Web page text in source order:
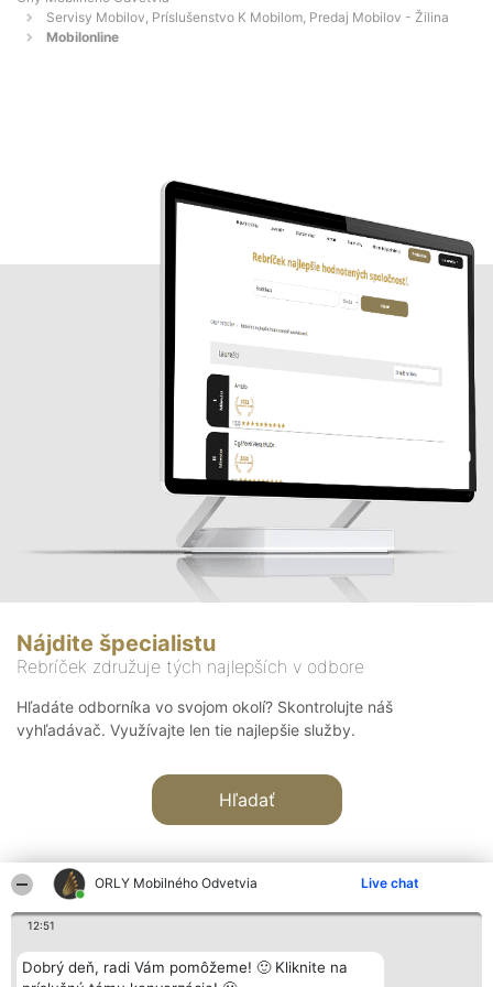
ORLY Mobilného Odvetvia Live chat
12:51
Dobrý deň, radi Vám pomôžeme! 🙂 Kliknite na
Servisy Mobilov, Príslušenstvo K Mobilom, Predaj Mobilov - Žilina
Mobilonline
Nájdite špecialistu
Rebríček združuje tých najlepších v odbore
Hľadáte odborníka vo svojom okolí? Skontrolujte náš
vyhľadávač. Využívajte len tie najlepšie služby.
Hľadať
Organizátor hodnotenia
Bright Side Solutions sp. z o.
Hodnotenie
Laureáti
Kontakt
Kontakt